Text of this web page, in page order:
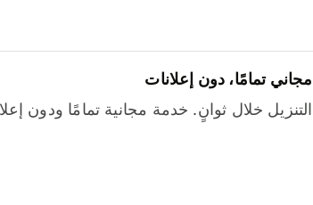
مجاني تمامًا، دون إعلانات
التنزيل خلال ثوانٍ. خدمة مجانية تمامًا ودون